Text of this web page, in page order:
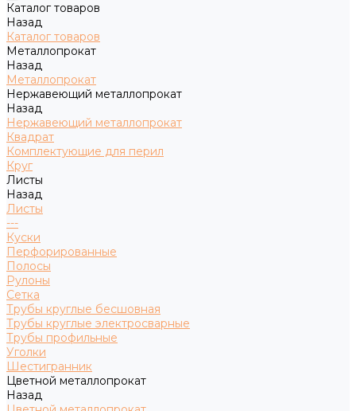
Каталог товаров
Назад
Каталог товаров
Металлопрокат
Назад
Металлопрокат
Нержавеющий металлопрокат
Назад
Нержавеющий металлопрокат
Квадрат
Комплектующие для перил
Круг
Листы
Назад
Листы
---
Куски
Перфорированные
Полосы
Рулоны
Сетка
Трубы круглые бесшовная
Трубы круглые электросварные
Трубы профильные
Уголки
Шестигранник
Цветной металлопрокат
Назад